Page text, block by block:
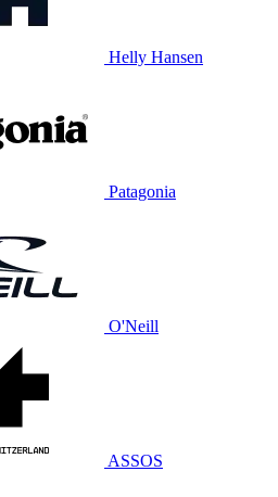
Helly Hansen
Patagonia
O'Neill
ASSOS